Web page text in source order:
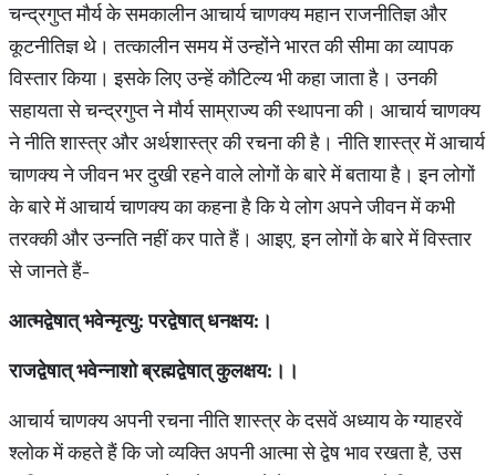
चन्द्रगुप्त मौर्य के समकालीन आचार्य चाणक्य महान राजनीतिज्ञ और
कूटनीतिज्ञ थे। तत्कालीन समय में उन्होंने भारत की सीमा का व्यापक
विस्तार किया। इसके लिए उन्हें कौटिल्य भी कहा जाता है। उनकी
सहायता से चन्द्रगुप्त ने मौर्य साम्राज्य की स्थापना की। आचार्य चाणक्य
ने नीति शास्त्र और अर्थशास्त्र की रचना की है। नीति शास्त्र में आचार्य
चाणक्य ने जीवन भर दुखी रहने वाले लोगों के बारे में बताया है। इन लोगों
के बारे में आचार्य चाणक्य का कहना है कि ये लोग अपने जीवन में कभी
तरक्की और उन्नति नहीं कर पाते हैं। आइए, इन लोगों के बारे में विस्तार
से जानते हैं-
आत्मद्वेषात्भवेन्मृत्यु:परद्वेषात्धनक्षय: ।
राजद्वेषात्भवेन्नाशोब्रह्मद्वेषात्कुलक्षय: ।।
आचार्य चाणक्य अपनी रचना नीति शास्त्र के दसवें अध्याय के ग्याहरवें
श्लोक में कहते हैं कि जो व्यक्ति अपनी आत्मा से द्वेष भाव रखता है, उस